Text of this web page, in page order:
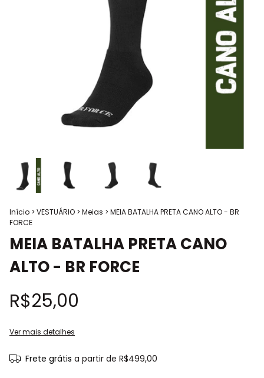
Início > VESTUÁRIO > Meias > MEIA BATALHA PRETA CANO ALTO - BR
FORCE
MEIA BATALHA PRETA CANO
ALTO - BR FORCE
R$25,00
Ver mais detalhes
Frete grátis a partir de R$499,00